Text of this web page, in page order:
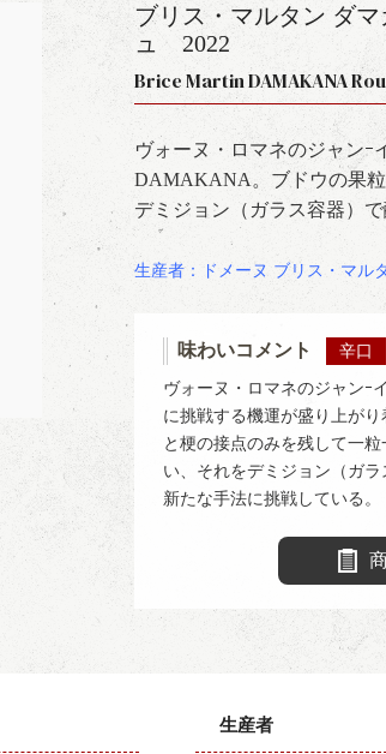
ブリス・マルタン ダ
ュ 2022
Brice Martin DAMAKANA
ヴォーヌ・ロマネのジャンｰ
DAMAKANA。ブドウの果粒
デミジョン（ガラス容器）
生産者：ドメーヌ ブリス・マル
味わいコメント 辛口
ヴォーヌ・ロマネのジャンｰ
に挑戦する機運が盛り上が
と梗の接点のみを残して一
い、それをデミジョン（ガ
新たな手法に挑戦している。
生産者